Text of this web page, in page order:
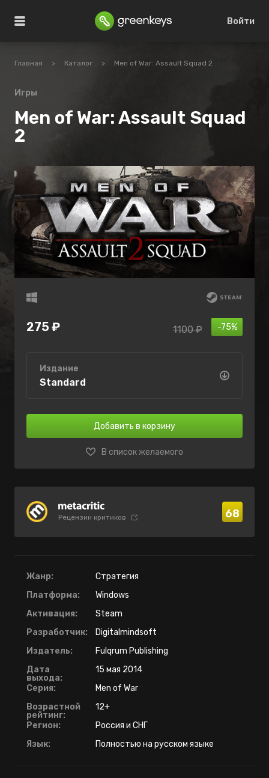
Войти
Главная > Каталог > Men of War: Assault Squad 2
Игры
Men of War: Assault Squad
2
275 ₽ -75%
1100 ₽
Издание
Standard
Добавить в корзину
В список желаемого
Рецензии критиков 68
Жанр:
Стратегия
Платформа:
Windows
Активация:
Steam
Разработчик:
Digitalmindsoft
Издатель:
Fulqrum Publishing
Дата
выхода:
15 мая 2014
Серия:
Men of War
Возрастной
рейтинг:
12+
Регион:
Россия и СНГ
Язык:
Полностью на русском языке